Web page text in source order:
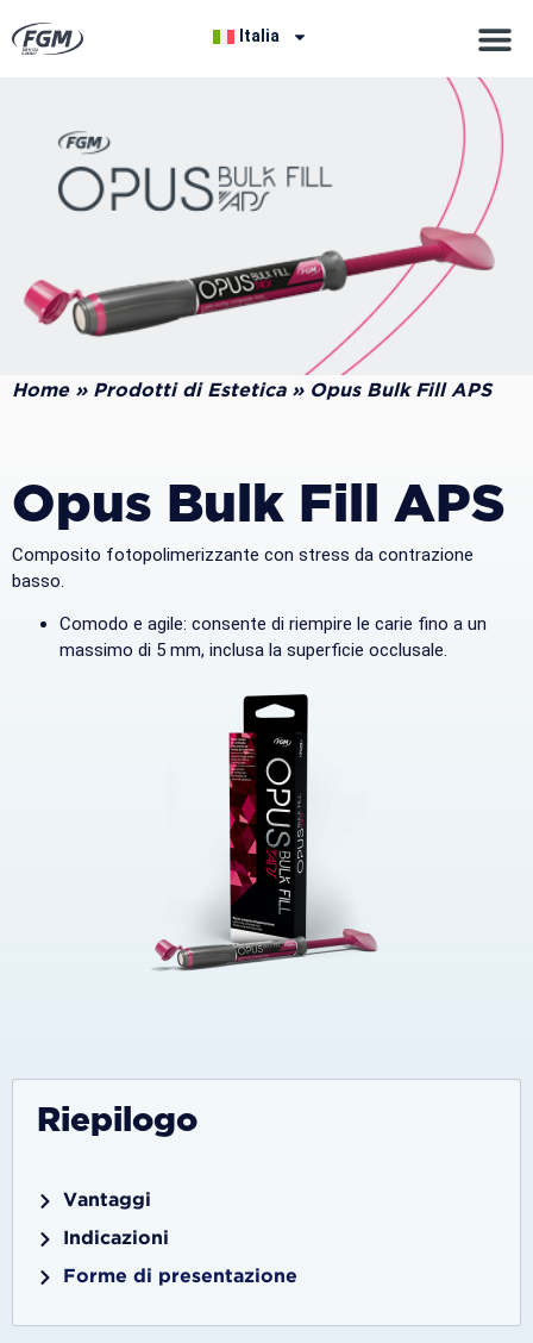
Italia
Home» Prodotti di Estetica» Opus Bulk Fill APS
Opus Bulk Fill APS
Composito fotopolimerizzante con stress da contrazione
basso.
Comodo e agile: consente di riempire le carie fino a un
massimo di 5 mm, inclusa la superficie occlusale.
Riepilogo
Vantaggi
Indicazioni
Forme di presentazione